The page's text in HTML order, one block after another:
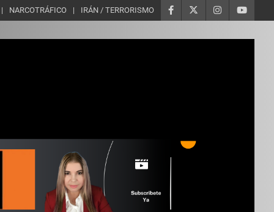
NARCOTRÁFICO IRÁN / TERRORISMO